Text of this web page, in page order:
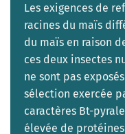
Les exigences de
racines du maïs
du maïs en raison
ces deux insectes
ne sont pas
sélection exercée
caractères Bt-
élevée de